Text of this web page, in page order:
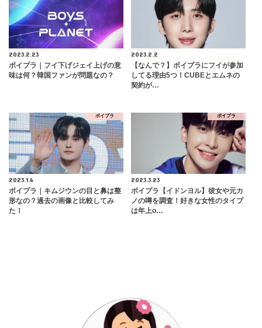
2023.2.23
ボイプラ｜フイ下げジェイ上げの意
味は何？韓国ファンが問題なの？
2023.2.2
【なんで？】ボイプラにフイが参加
してる理由5つ！CUBEとエムネの
契約が…
ボイプラ
2023.1.6
ボイプラ｜キムジウンの目と鼻は整
形なの？過去の画像と比較してみ
た！
ボイプラ
2023.3.23
ボイプラ【イドンヨル】彼女や元カ
ノの噂を調査！好きな女性のタイプ
は年上o…